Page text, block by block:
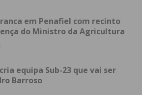
traz novidades, já que o
–
salientou o melhoramento que
com mais segurança e mais
em Penafiel com recinto
do Ministro da Agricultura
equipa Sub-23 que vai ser
Barroso